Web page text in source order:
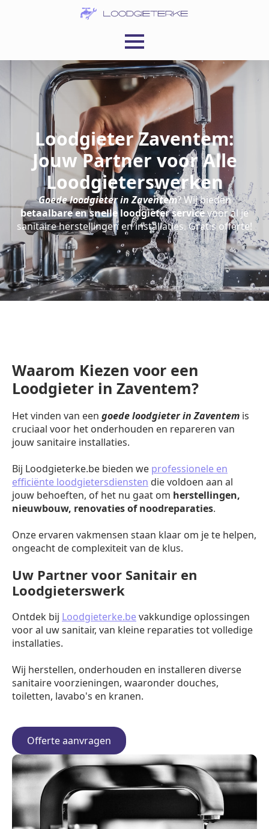
Loodgieter Zaventem:
Jouw Partner voor Alle
Loodgieterswerken
Goede loodgieter in Zaventem? Wij bieden
betaalbare en snelle loodgieter servicevoor al je
sanitaire herstellingen en installaties. Gratis offerte!
Waarom Kiezen voor een
Loodgieter in Zaventem?
Het vinden van een goede loodgieter in Zaventem is
cruciaal voor het onderhouden en repareren van
jouw sanitaire installaties.
Bij Loodgieterke.be bieden we professionele en
efficiënte loodgietersdiensten die voldoen aan al
jouw behoeften, of het nu gaat om herstellingen,
nieuwbouw, renovaties of noodreparaties.
Onze ervaren vakmensen staan klaar om je te helpen,
ongeacht de complexiteit van de klus.
Uw Partner voor Sanitair en
Loodgieterswerk
Ontdek bij Loodgieterke.bevakkundige oplossingen
voor al uw sanitair, van kleine reparaties tot volledige
installaties.
Wij herstellen, onderhouden en installeren diverse
sanitaire voorzieningen, waaronder douches,
toiletten, lavabo's en kranen.
Offerte aanvragen